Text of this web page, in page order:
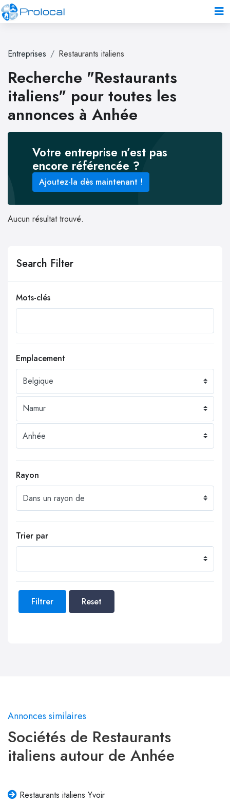
Search Filter
Mots-clés
Emplacement
Rayon
Trier par
Filtrer Reset
Entreprises Restaurants italiens
Recherche "Restaurants
italiens" pour toutes les
annonces à Anhée
Votre entreprise n’est pas
encore référencée ?
Ajoutez-la dès maintenant !
Aucun résultat trouvé.
Annonces similaires
Sociétés de Restaurants
italiens autour de Anhée
Restaurants italiens Yvoir